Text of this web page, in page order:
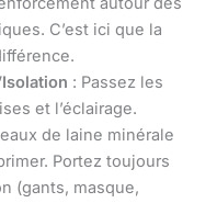
C’est ici que la
: Passez les
et l’éclairage.
de laine minérale
Portez toujours
(gants, masque,